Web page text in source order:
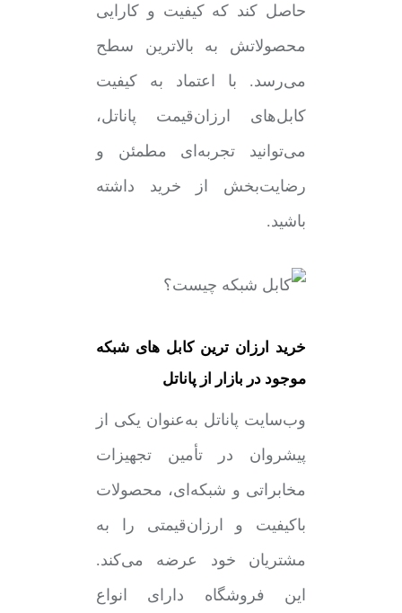
حاصل کند که کیفیت و کارایی
محصولاتش به بالاترین سطح
می‌رسد. با اعتماد به کیفیت
کابل‌های ارزان‌قیمت پاناتل،
می‌توانید تجربه‌ای مطمئن و
رضایت‌بخش از خرید داشته
باشید.
خرید ارزان ترین کابل های شبکه
موجود در بازار از پاناتل
وب‌سایت پاناتل به‌عنوان یکی از
پیشروان در تأمین تجهیزات
مخابراتی و شبکه‌ای، محصولات
باکیفیت و ارزان‌قیمتی را به
مشتریان خود عرضه می‌کند.
این فروشگاه دارای انواع